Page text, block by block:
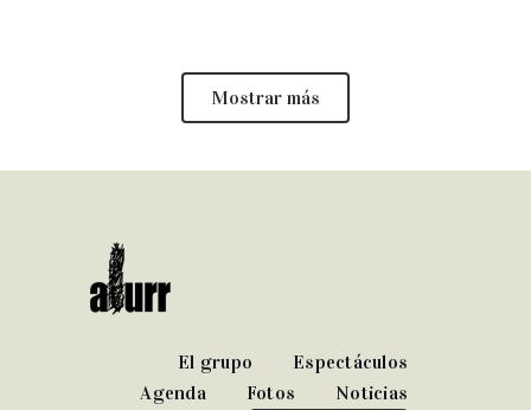
Mostrar más
El grupo
Espectáculos
Agenda
Fotos
Noticias